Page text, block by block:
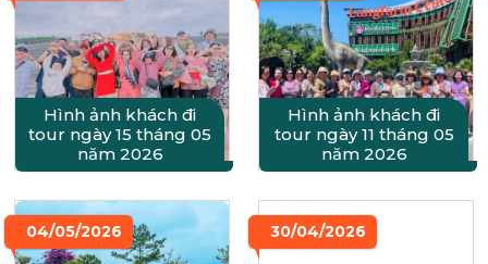
Hình ảnh khách đi
tour ngày 15 tháng 05
năm 2026
Hình ảnh khách đi
tour ngày 11 tháng 05
năm 2026
04/05/2026 30/04/2026